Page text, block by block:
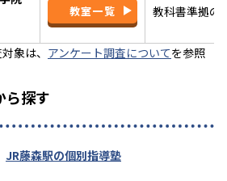
教室一覧 教科書準拠の
象は、 アンケート調査についてを参照
ら探す
JR藤森駅の個別指導塾